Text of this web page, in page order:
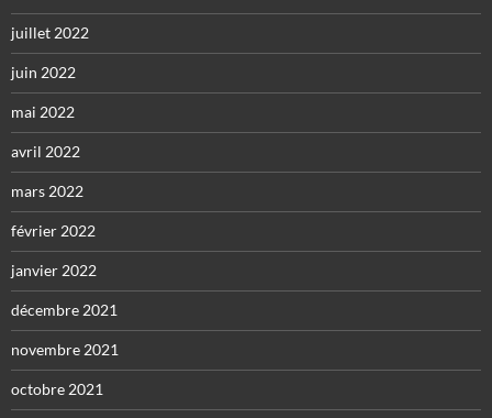
juillet 2022
juin 2022
mai 2022
avril 2022
mars 2022
février 2022
janvier 2022
décembre 2021
novembre 2021
octobre 2021